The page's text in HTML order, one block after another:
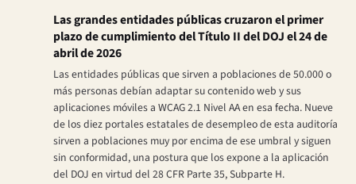
Las grandes entidades públicas cruzaron el primer
plazo de cumplimiento del Título II del DOJ el 24 de
abril de 2026
Las entidades públicas que sirven a poblaciones de 50.000 o
más personas debían adaptar su contenido web y sus
aplicaciones móviles a WCAG 2.1 Nivel AA en esa fecha. Nueve
de los diez portales estatales de desempleo de esta auditoría
sirven a poblaciones muy por encima de ese umbral y siguen
sin conformidad, una postura que los expone a la aplicación
del DOJ en virtud del 28 CFR Parte 35, Subparte H.